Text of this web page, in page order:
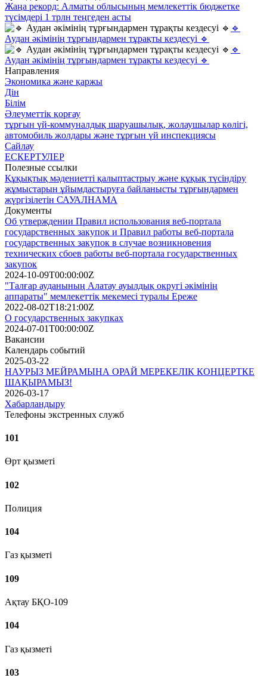
Жаңа рекорд: Алматы облысының мемлекеттік бюджетке
түсімдері 1 трлн теңгеден асты
🔹
Аудан әкімінің тұрғындармен тұрақты кездесуі 🔹
🔹
Аудан әкімінің тұрғындармен тұрақты кездесуі 🔹
Направления
Экономика және қаржы
Дін
Білім
Әлеуметтік қорғау
тұрғын үй-коммуналдық шаруашылық, жолаушылар көлігі,
автомобиль жолдары және тұрғын үй инспекциясы
Сайлау
ЕСКЕРТУЛЕР
Полезные ссылки
Құқықтық мәдениетті қалыптастрыу және құқық түсіндіру
жұмыстарын ұйымдастыруға байланысты тұрғындармен
жүргізілетін САУАЛНАМА
Документы
Об утверждении Правил использования веб-портала
государственных закупок и Правил работы веб-портала
государственных закупок в случае возникновения
технических сбоев работы веб-портала государственных
закупок
2024-10-09T00:00:00Z
"Талғар ауданының Алатау ауылдық округі әкімінің
аппараты" мемлекеттік мекемесі туралы Ереже
2022-08-02T18:21:00Z
О государственных закупках
2024-07-01T00:00:00Z
Вакансии
Календарь событий
2025-03-22
НАУРЫЗ МЕЙРАМЫНА ОРАЙ МЕРЕКЕЛІК КОНЦЕРТКЕ
ШАҚЫРАМЫЗ!
2026-03-17
Хабарландыру
Телефоны экстренных служб
101
Өрт қызметі
102
Полиция
104
Газ қызметі
109
Ақтау БҚО-109
104
Газ қызметі
103